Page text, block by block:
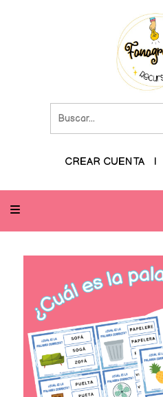
CREAR CUENTA